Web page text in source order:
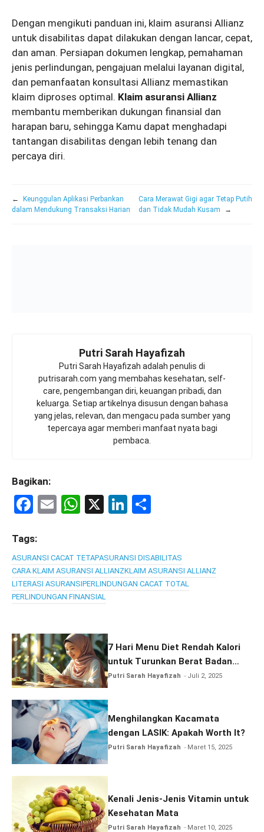
Dengan mengikuti panduan ini, klaim asuransi Allianz
untuk disabilitas dapat dilakukan dengan lancar, cepat,
dan aman. Persiapan dokumen lengkap, pemahaman
jenis perlindungan, pengajuan melalui layanan digital,
dan pemanfaatan konsultasi Allianz memastikan
klaim diproses optimal. Klaim asuransi Allianz
membantu memberikan dukungan finansial dan
harapan baru, sehingga Kamu dapat menghadapi
tantangan disabilitas dengan lebih tenang dan
percaya diri.
←
Keunggulan Aplikasi Perbankan
dalam Mendukung Transaksi Harian
Cara Merawat Gigi agar Tetap Putih
dan Tidak Mudah Kusam
→
Putri Sarah Hayafizah
Putri Sarah Hayafizah adalah penulis di
putrisarah.com yang membahas kesehatan, self-
care, pengembangan diri, keuangan pribadi, dan
keluarga. Setiap artikelnya disusun dengan bahasa
yang jelas, relevan, dan mengacu pada sumber yang
tepercaya agar memberi manfaat nyata bagi
pembaca.
Bagikan:
F
ce
b
o
o
E
W
s
A
p
X
Li
dI
n
e
Tags:
ASURANSI CACAT TETAPASURANSI DISABILITAS
CARA KLAIM ASURANSI ALLIANZKLAIM ASURANSI ALLIANZ
LITERASI ASURANSIPERLINDUNGAN CACAT TOTAL
PERLINDUNGAN FINANSIAL
7 Hari Menu Diet Rendah Kalori
untuk Turunkan Berat Badan
dengan Aman
Putri Sarah Hayafizah Juli 2, 2025
Menghilangkan Kacamata
dengan LASIK: Apakah Worth It?
Putri Sarah Hayafizah Maret 15, 2025
Kenali Jenis-Jenis Vitamin untuk
Kesehatan Mata
Putri Sarah Hayafizah Maret 10, 2025